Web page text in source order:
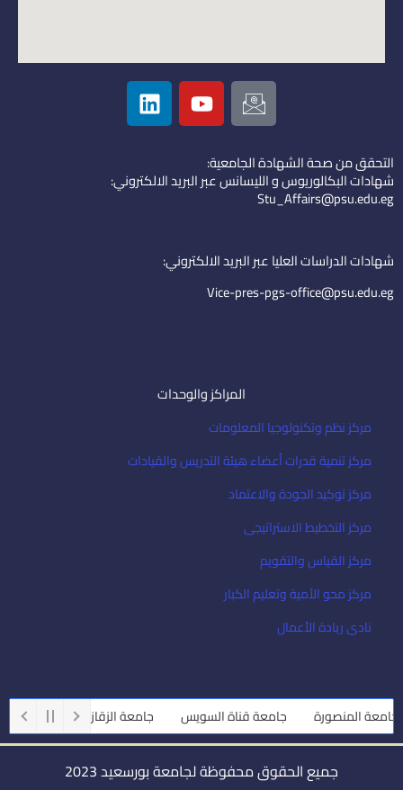
I
c
o
n
-
e
i
l
Y
o
u
u
b
L
i
n
e
d
التحقق من صحة الشهادة الجامعية:
شهادات البكالوريوس و الليسانس عبر البريد الالكتروني:
Stu_Affairs@psu.edu.eg
شهادات الدراسات العليا عبر البريد الالكتروني:
Vice-pres-pgs-office@psu.edu.eg
المراكز والوحدات
مركز نظم وتكنولوجيا المعلومات
مركز تنمية قدرات أعضاء هيئة التدريس والقيادات
مركز توكيد الجودة والاعتماد
مركز التخطيط الاستراتيجى
مركز القياس والتقويم
مركز محو الأمية وتعليم الكبار
نادى ريادة الأعمال
المنصورة جامعة قناة السويس جامعة الزقازيق جامعة
جميع الحقوق محفوظة لجامعة بورسعيد 2023